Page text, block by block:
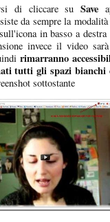
di cliccare su Save
da sempre la modalità
in basso a
invece il video sarà
rimarranno
tutti gli spazi bianchi
sottostante